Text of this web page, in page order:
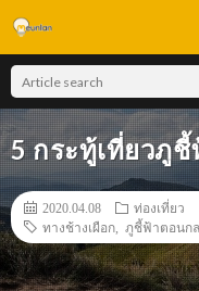
5 กระทู้เที่ยวภู
2020.04.08
ท่องเที่ยว
ทางช้างเผือก
ภูชี้ฟ้าตอนก